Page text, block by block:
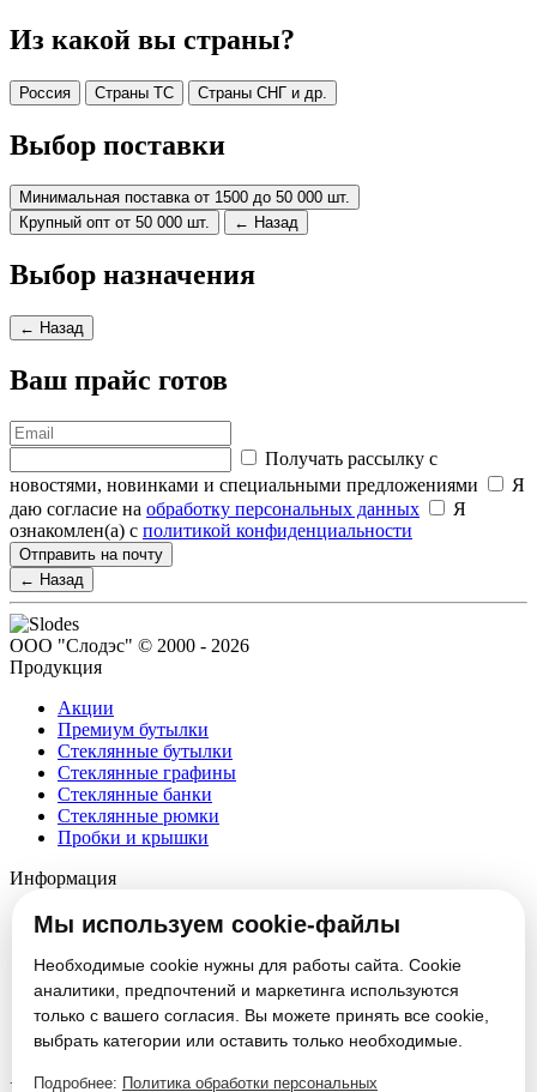
Из какой вы страны?
Россия Страны ТС Страны СНГ и др.
Выбор поставки
Минимальная поставка от 1500 до 50 000 шт.
Крупный опт от 50 000 шт.
← Назад
Выбор назначения
← Назад
Ваш прайс готов
Получать рассылку с
новостями, новинками и специальными предложениями
Я
даю согласие на обработку персональных данных
Я
ознакомлен(а) с политикой конфиденциальности
Отправить на почту
← Назад
ООО "Слодэс" © 2000 - 2026
Продукция
Акции
Премиум бутылки
Стеклянные бутылки
Стеклянные графины
Стеклянные банки
Стеклянные рюмки
Пробки и крышки
Информация
О компании
Новости
Блог
Вакансии
Контакты
Настроить cookie
Мы используем cookie-файлы
Необходимые cookie нужны для работы сайта. Cookie
аналитики, предпочтений и маркетинга используются
только с вашего согласия. Вы можете принять все cookie,
выбрать категории или оставить только необходимые.
Подробнее: Политика обработки персональных